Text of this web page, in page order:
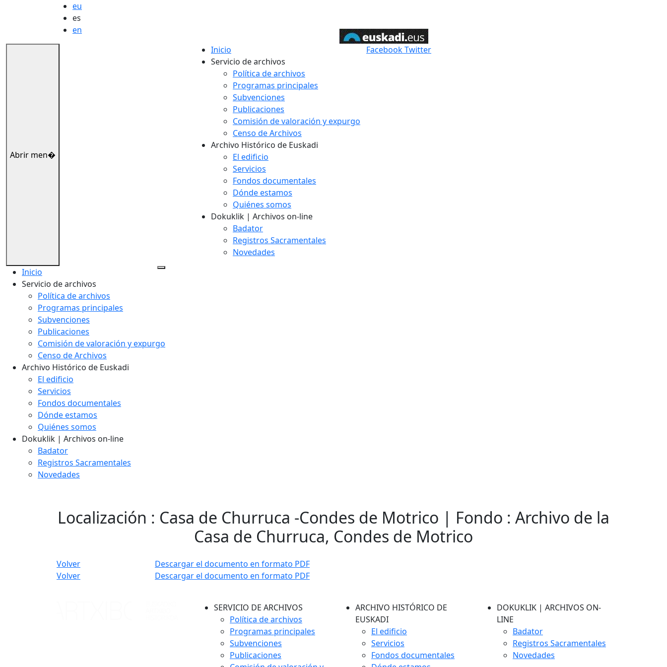
eu
es
en
Abrir men�
Inicio
Servicio de archivos
Política de archivos
Programas principales
Subvenciones
Publicaciones
Comisión de valoración y expurgo
Censo de Archivos
Archivo Histórico de Euskadi
El edificio
Servicios
Fondos documentales
Dónde estamos
Quiénes somos
Dokuklik | Archivos on-line
Badator
Registros Sacramentales
Novedades
FacebookTwitter
Inicio
Servicio de archivos
Política de archivos
Programas principales
Subvenciones
Publicaciones
Comisión de valoración y expurgo
Censo de Archivos
Archivo Histórico de Euskadi
El edificio
Servicios
Fondos documentales
Dónde estamos
Quiénes somos
Dokuklik | Archivos on-line
Badator
Registros Sacramentales
Novedades
Localización : Casa de Churruca -Condes de Motrico | Fondo : Archivo de la
Casa de Churruca, Condes de Motrico
Volver
Descargar el documento en formato PDF
Volver
Descargar el documento en formato PDF
SERVICIO DE ARCHIVOS
Política de archivos
Programas principales
Subvenciones
Publicaciones
ARCHIVO HISTÓRICO DE
EUSKADI
El edificio
Servicios
Fondos documentales
DOKUKLIK | ARCHIVOS ON-
LINE
Badator
Registros Sacramentales
Novedades